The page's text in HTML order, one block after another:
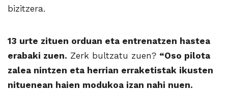
bizitzera.
13 urte zituen orduan eta entrenatzen hastea
erabaki zuen. Zerk bultzatu zuen? “Oso pilota
zalea nintzen eta herrian erraketistak ikusten
nituenean haien modukoa izan nahi nuen.